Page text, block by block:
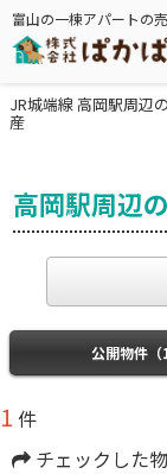
富山の一棟アパートの
JR城端線 高岡駅周辺
産
高岡駅周辺
公開物件（1
1 件
チェックした